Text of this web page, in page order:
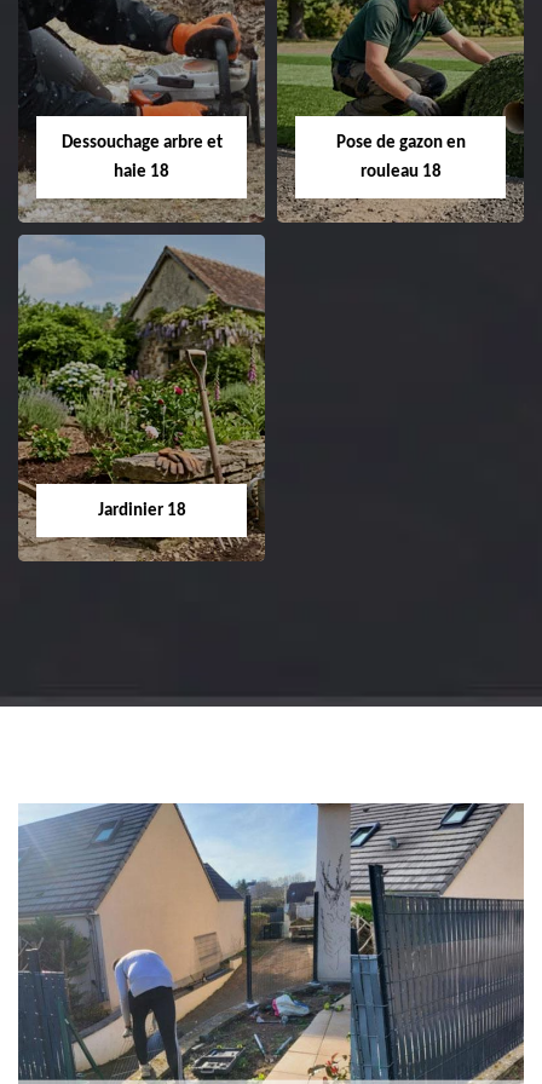
Taille de haie 18
Entreprise taille de haie
18 Cher tel:
02.52.56.49.40
Tonte et réfection
de pelouse 18
Entreprise tonte et
Cher tel: 02.52.56.49.40
Dessouchage arbre et
haie 18
Dessouchage arbre
et haie 18
Entreprise dessouchage
arbre et haie 18 Cher
Pose de gazon en
rouleau 18
Jardinier 18